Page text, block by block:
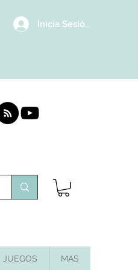
Inicia Sesión/
JUEGOS MAS